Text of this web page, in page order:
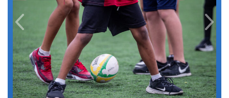
Previous Next